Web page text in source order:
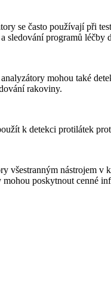
se často používají při
sledování programů léčby
mohou také
rakoviny.
k detekci protilátek
všestranným nástrojem
poskytnout cenné